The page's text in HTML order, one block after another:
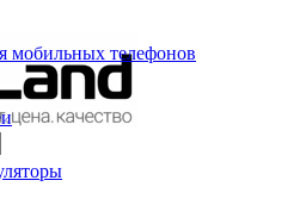
мобильных телефонов